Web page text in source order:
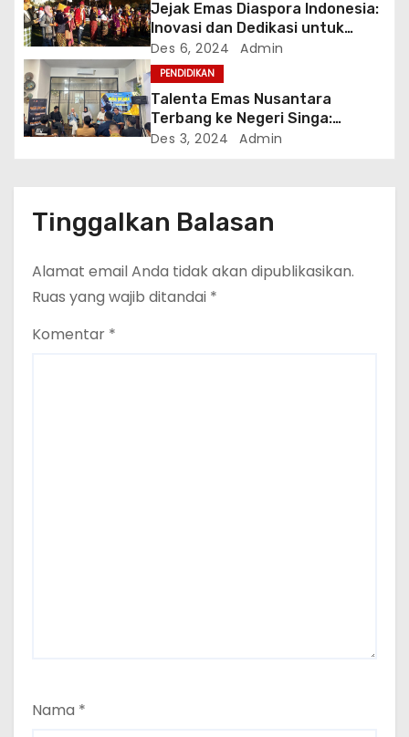
Jejak Emas Diaspora Indonesia:
Inovasi dan Dedikasi untuk
Tanah Air
Des 6, 2024 Admin
PENDIDIKAN
Talenta Emas Nusantara
Terbang ke Negeri Singa:
Indonesia Kehilangan Generasi
Des 3, 2024 Admin
Tinggalkan Balasan
Alamat email Anda tidak akan dipublikasikan.
Ruas yang wajib ditandai *
Komentar *
Nama *